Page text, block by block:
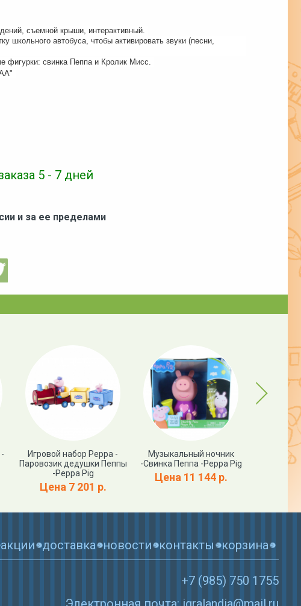
съемной крыши, интерактивный.
школьного автобуса, чтобы активировать звуки (песни,
фигурки: свинка Пеппа и Кролик Мисс.
5 - 7 дней
и за ее пределами
Игровой набор Peppa -
Паровозик дедушки Пеппы
-Peppa Pig
Цена 7 201 р.
Музыкальный ночник
-Свинка Пеппа -Peppa Pig
Цена 11 144 р.
Свинка
Next
акции доставка новости контакты корзина
+7 (985) 750 1755